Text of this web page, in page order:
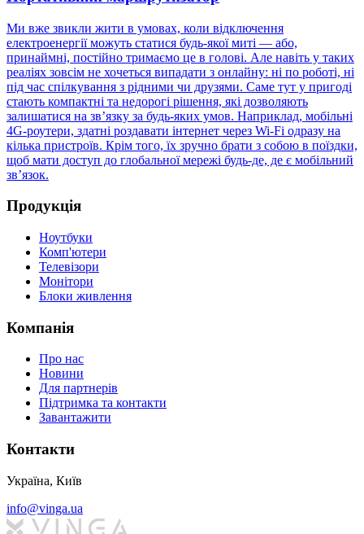
Ми вже звикли жити в умовах, коли відключення
електроенергії можуть статися будь-якої миті — або,
принаймні, постійно тримаємо це в голові. Але навіть у таких
реаліях зовсім не хочеться випадати з онлайну: ні по роботі, ні
під час спілкування з рідними чи друзями. Саме тут у пригоді
стають компактні та недорогі рішення, які дозволяють
залишатися на зв’язку за будь-яких умов. Наприклад, мобільні
4G-роутери, здатні роздавати інтернет через Wi-Fi одразу на
кілька пристроїв. Крім того, їх зручно брати з собою в поїздки,
щоб мати доступ до глобальної мережі будь-де, де є мобільний
зв’язок.
Продукція
Ноутбуки
Комп'ютери
Телевізори
Монітори
Блоки живлення
Компанія
Про нас
Новини
Для партнерів
Підтримка та контакти
Завантажити
Контакти
Україна, Київ
info@vinga.ua